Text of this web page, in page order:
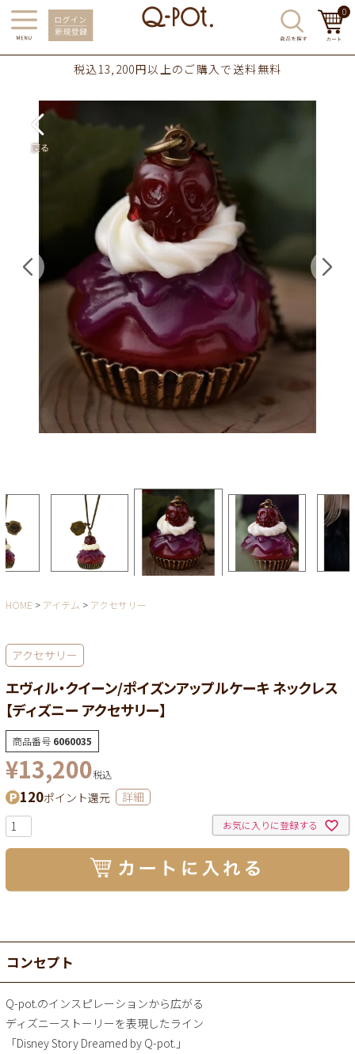
0
税込13,200円以上のご購入で送料無料
HOME アイテム アクセサリー
アクセサリー
エヴィル・クイーン/ポイズンアップルケーキ ネックレス
【ディズニー アクセサリー】
商品番号 6060035
¥13,200税込
120ポイント還元 詳細
お気に入りに登録する
コンセプト
Q-pot.のインスピレーションから広がる
ディズニーストーリーを表現したライン
「Disney Story Dreamed by Q-pot.」